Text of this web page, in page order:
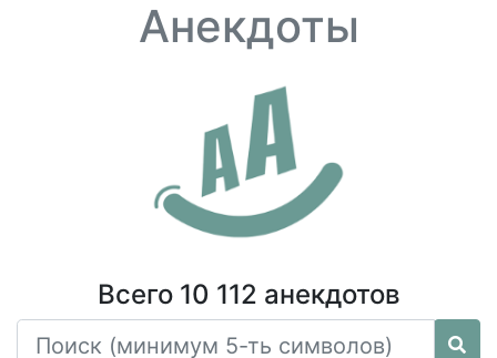
Анекдоты
Всего 10 112 анекдотов